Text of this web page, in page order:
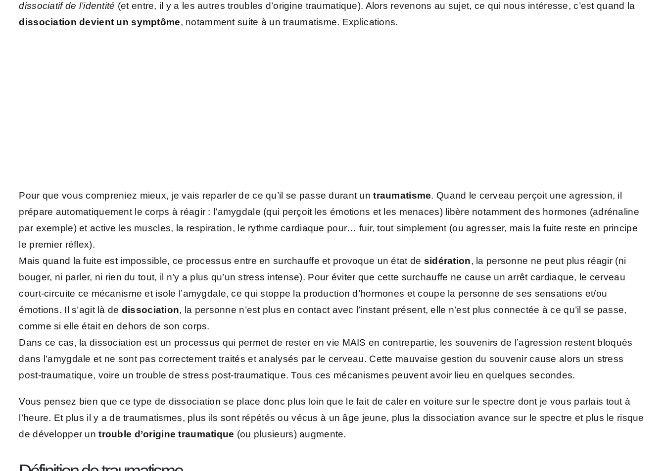
dissociatif de l’identité (et entre, il y a les autres troubles d’origine traumatique). Alors revenons au sujet, ce qui nous intéresse, c’est quand la
dissociation devient un symptôme, notamment suite à un traumatisme. Explications.
Pour que vous compreniez mieux, je vais reparler de ce qu’il se passe durant untraumatisme. Quand le cerveau perçoit une agression, il
prépare automatiquement le corps à réagir : l’amygdale (qui perçoit les émotions et les menaces) libère notamment des hormones (adrénaline
par exemple) et active les muscles, la respiration, le rythme cardiaque pour… fuir, tout simplement (ou agresser, mais la fuite reste en principe
le premier réflex).
Mais quand la fuite est impossible, ce processus entre en surchauffe et provoque un état de sidération, la personne ne peut plus réagir (ni
bouger, ni parler, ni rien du tout, il n’y a plus qu’un stress intense). Pour éviter que cette surchauffe ne cause un arrêt cardiaque, le cerveau
court-circuite ce mécanisme et isole l’amygdale, ce qui stoppe la production d’hormones et coupe la personne de ses sensations et/ou
émotions. Il s’agit là de dissociation, la personne n’est plus en contact avec l’instant présent, elle n’est plus connectée à ce qu’il se passe,
comme si elle était en dehors de son corps.
Dans ce cas, la dissociation est un processus qui permet de rester en vie MAIS en contrepartie, les souvenirs de l’agression restent bloqués
dans l’amygdale et ne sont pas correctement traités et analysés par le cerveau. Cette mauvaise gestion du souvenir cause alors un stress
post-traumatique, voire un trouble de stress post-traumatique. Tous ces mécanismes peuvent avoir lieu en quelques secondes.
Vous pensez bien que ce type de dissociation se place donc plus loin que le fait de caler en voiture sur le spectre dont je vous parlais tout à
l’heure. Et plus il y a de traumatismes, plus ils sont répétés ou vécus à un âge jeune, plus la dissociation avance sur le spectre et plus le risque
de développer untrouble d’origine traumatique (ou plusieurs) augmente.